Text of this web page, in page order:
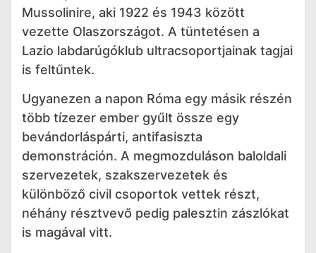
Mussolinire, aki 1922 és 1943 között
vezette Olaszországot. A tüntetésen a
Lazio labdarúgóklub ultracsoportjainak tagjai
is feltűntek.
Ugyanezen a napon Róma egy másik részén
több tízezer ember gyűlt össze egy
bevándorláspárti, antifasiszta
demonstráción. A megmozduláson baloldali
szervezetek, szakszervezetek és
különböző civil csoportok vettek részt,
néhány résztvevő pedig palesztin zászlókat
is magával vitt.